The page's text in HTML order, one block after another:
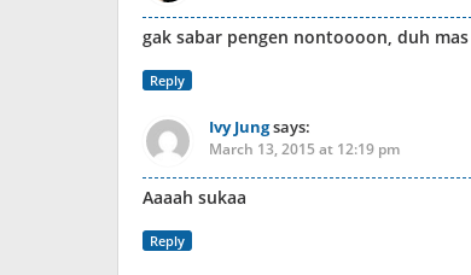
gak sabar pengen nontoooon, duh
Reply
Ivy Jungsays:
March 13, 2015 at 12:19 pm
Aaaah sukaa
Reply